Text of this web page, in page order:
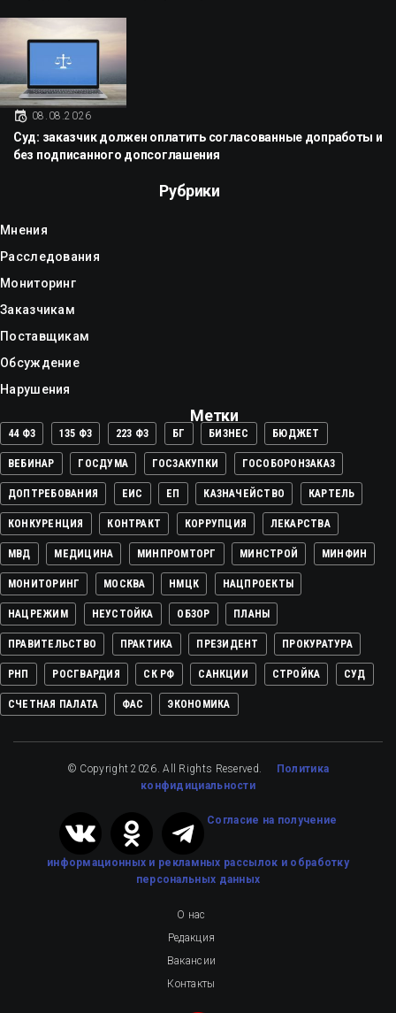
08.08.2026
Суд: заказчик должен оплатить согласованные допработы и
без подписанного допсоглашения
Рубрики
Мнения
Расследования
Мониторинг
Заказчикам
Поставщикам
Обсуждение
Нарушения
Метки
44 ФЗ 135 ФЗ 223 ФЗ БГ БИЗНЕС БЮДЖЕТ
ВЕБИНАР ГОСДУМА ГОСЗАКУПКИ ГОСОБОРОНЗАКАЗ
ДОПТРЕБОВАНИЯ ЕИС ЕП КАЗНАЧЕЙСТВО КАРТЕЛЬ
КОНКУРЕНЦИЯ КОНТРАКТ КОРРУПЦИЯ ЛЕКАРСТВА
МВД МЕДИЦИНА МИНПРОМТОРГ МИНСТРОЙ МИНФИН
МОНИТОРИНГ МОСКВА НМЦК НАЦПРОЕКТЫ
НАЦРЕЖИМ НЕУСТОЙКА ОБЗОР ПЛАНЫ
ПРАВИТЕЛЬСТВО ПРАКТИКА ПРЕЗИДЕНТ ПРОКУРАТУРА
РНП РОСГВАРДИЯ СК РФ САНКЦИИ СТРОЙКА СУД
СЧЕТНАЯ ПАЛАТА ФАС ЭКОНОМИКА
© Copyright 2026. All Rights Reserved. Политика
конфидициальности
Cогласие на получение
информационных и рекламных рассылок и обработку
персональных данных
О нас
Редакция
Вакансии
Контакты